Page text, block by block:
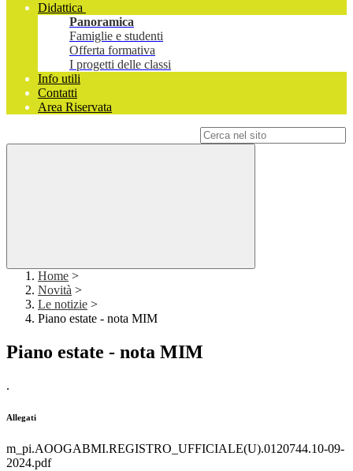
Didattica
Panoramica
Famiglie e studenti
Offerta formativa
I progetti delle classi
Info utili
Contatti
Area Riservata
Home >
Novità >
Le notizie >
Piano estate - nota MIM
Piano estate - nota MIM
.
Allegati
m_pi.AOOGABMI.REGISTRO_UFFICIALE(U).0120744.10-09-
2024.pdf